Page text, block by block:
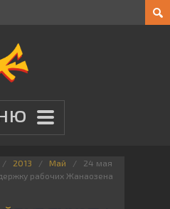
2013 Май
24 мая
рабочих Жанаозена